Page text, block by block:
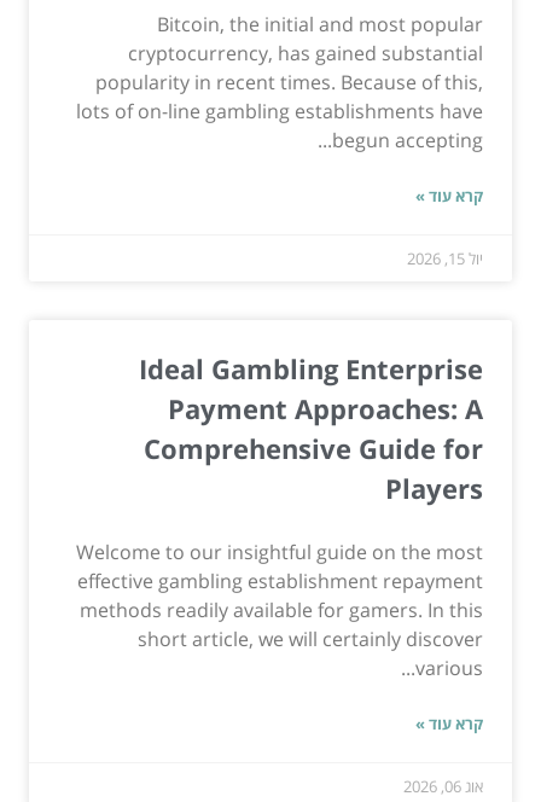
Bitcoin, the initial and most popular
cryptocurrency, has gained substantial
popularity in recent times. Because of this,
lots of on-line gambling establishments have
begun accepting...
קרא עוד »
יול 15, 2026
Ideal Gambling Enterprise
Payment Approaches: A
Comprehensive Guide for
Players
Welcome to our insightful guide on the most
effective gambling establishment repayment
methods readily available for gamers. In this
short article, we will certainly discover
various...
קרא עוד »
אוג 06, 2026